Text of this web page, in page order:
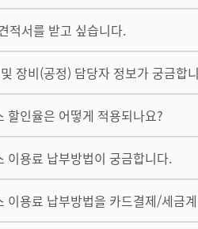
적서를 받고 싶습니다.
장비(공정) 담당자 정보가 궁금합
할인율은 어떻게 적용되나요?
이용료 납부방법이 궁금합니다.
이용료 납부방법을 카드결제/세금